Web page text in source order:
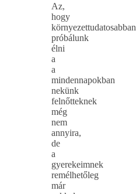
Az,
hogy
környezettudatosabban
próbálunk
élni
a
a
mindennapokban
nekünk
felnőtteknek
még
nem
annyira,
de
a
gyerekeimnek
remélhetőleg
már